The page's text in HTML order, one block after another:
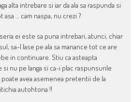
alta intrebare si iar da ala sa raspunda si
… cam naspa, nu crezi ?
ei este sa puna intrebari, atunci, chiar
sa-l lase pe ala sa manance tot ce are
in continuare. Stiu ca asteapta
nu pe langa si ca-i plac raspunsurile
avea asemenea pretentii de la
autohtona !!